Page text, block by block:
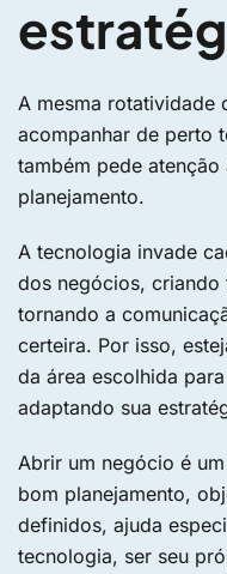
A mesma rotatividade
acompanhar de perto
também pede
planejamento.
A tecnologia invade
dos negócios,
tornando a
certeira. Por isso,
da área escolhida
adaptando sua
Abrir um negócio é
bom planejamento,
definidos, ajuda
tecnologia, ser seu